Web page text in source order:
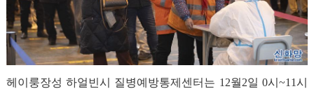
헤이룽장성 하얼빈시 질병예방통제센터는 12월2일 0시~11시